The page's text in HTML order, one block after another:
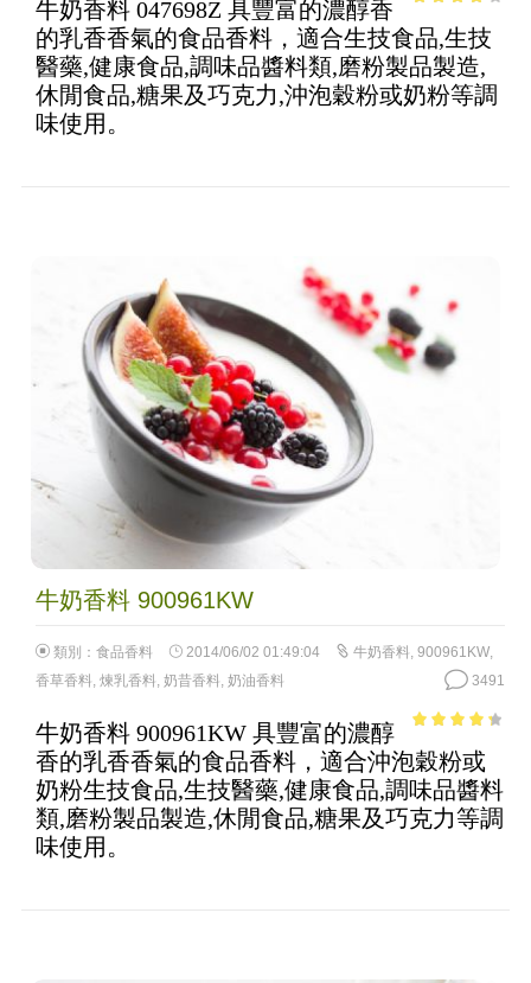
of 5
牛奶香料 047698Z 具豐富的濃醇香
的乳香香氣的食品香料，適合生技食品,生技
醫藥,健康食品,調味品醬料類,磨粉製品製造,
休閒食品,糖果及巧克力,沖泡穀粉或奶粉等調
味使用。
牛奶香料 900961KW
類別： 食品香料 2014/06/02 01:49:04 牛奶香料, 900961KW,
香草香料, 煉乳香料, 奶昔香料, 奶油香料 3491
of 5
牛奶香料 900961KW 具豐富的濃醇
香的乳香香氣的食品香料，適合沖泡穀粉或
奶粉生技食品,生技醫藥,健康食品,調味品醬料
類,磨粉製品製造,休閒食品,糖果及巧克力等調
味使用。